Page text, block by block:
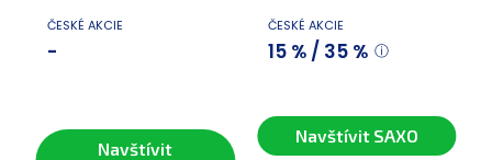
ČESKÉ AKCIE
-
ČESKÉ AKCIE
15 % / 35 %
Navštívit
Navštívit SAXO